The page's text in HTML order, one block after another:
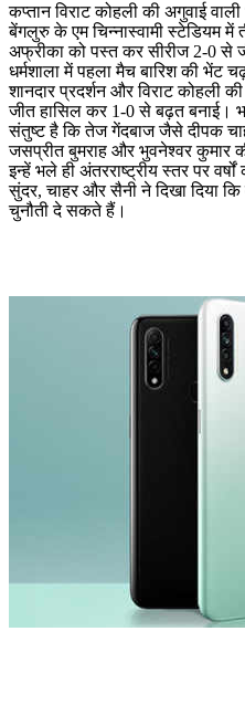
कप्तान विराट कोहली की अगुवाई
बेंगलुरु के एम चिन्नास्वामी स्टेडियम में
अफ्रीका को पस्त कर सीरीज 2-0 से
धर्मशाला में पहला मैच बारिश की भेंट
शानदार प्रदर्शन और विराट कोहली
जीत हासिल कर 1-0 से बढ़त बनाई।
संतुष्ट है कि तेज गेंदबाज जैसे दीपक
जसप्रीत बुमराह और भुवनेश्वर कुमार
इन्हें भले ही अंतरराष्ट्रीय स्तर पर
सुंदर, चाहर और सैनी ने दिखा दिया कि
चुनौती दे सकते हैं।